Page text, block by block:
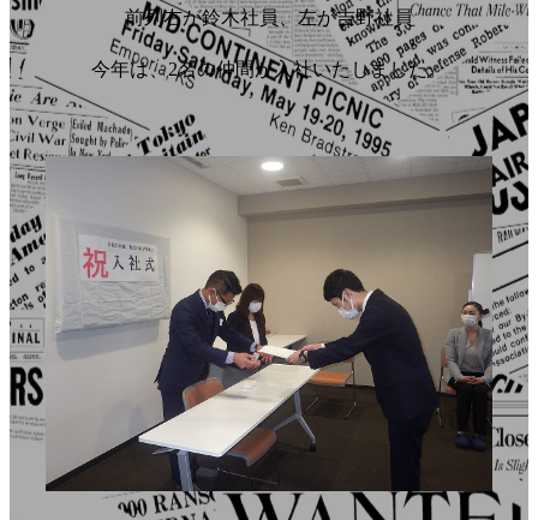
前列右が鈴木社員、左が吉野社員
今年は、2名の仲間が入社いたしました。